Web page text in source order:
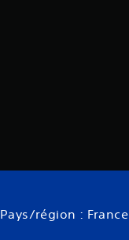
Pays/région : France